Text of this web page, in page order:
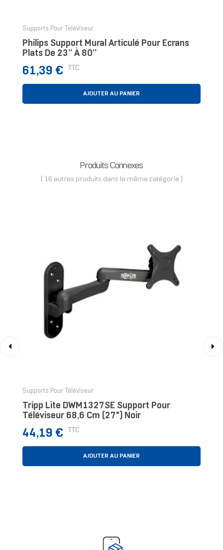
Supports Pour Téléviseur
Philips Support Mural Articulé Pour Écrans
Plats De 23’’ À 80’’
Prix
61,39 € TTC
AJOUTER AU PANIER
Produits Connexes
( 16 autres produits dans la même catégorie )
Supports Pour Téléviseur
Tripp Lite DWM1327SE Support Pour
Téléviseur 68,6 Cm (27") Noir
Prix
44,19 € TTC
AJOUTER AU PANIER